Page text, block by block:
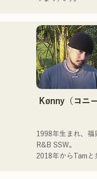
└大学卒業後、メ
それぞれ就職する
はせず活動を継続
└福岡を中間地点
まり、練習やライ
う。
ージック）を活用
での楽曲制作も行
・その他エピソー
└ボーカルの上田
節約とライブ後の
タイトル曲「
が、785作品の応
ら優秀賞に選出さ
また2025年に開催
MERGENZA
てドイツ大使館賞
東京で行われたド
スティバルに出演
イブ、TikTok配信
トなどに出演しな
しています！
幼少期から音楽が
高校に入ってから
を歌うようになり
1人1人に寄り添う
っていきたいと思
す。
Kønny（コニー
1998年生まれ、福
R&B SSW。
2018年からTamと